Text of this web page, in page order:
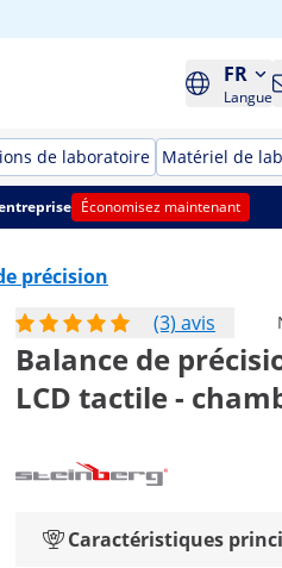
FR
Langue
de laboratoire Matériel de
Économisez maintenant
précision
(3) avis
Balance de
LCD tactile -
Caractéristiques